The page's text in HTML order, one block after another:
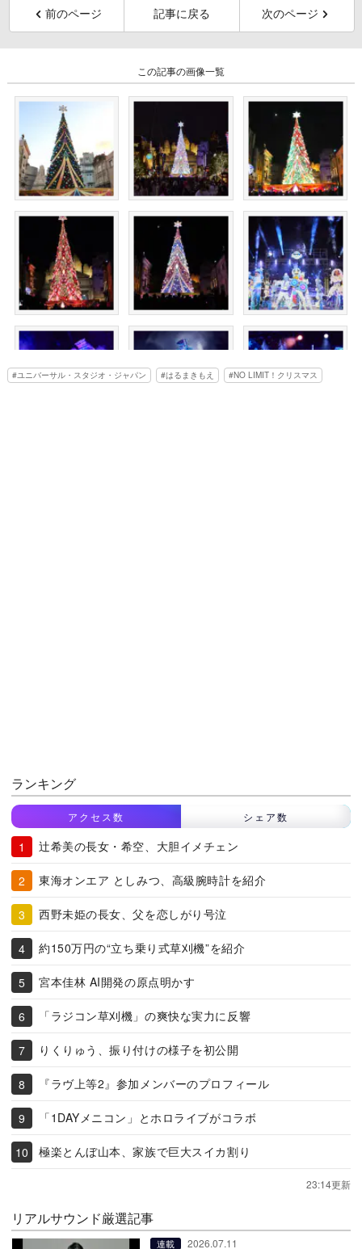
前のページ 記事に戻る 次のページ
この記事の画像一覧
ユニバーサル・スタジオ・ジャパン はるまきもえ NO LIMIT！クリスマス
ランキング
アクセス数 シェア数
辻希美の長女・希空、大胆イメチェン
東海オンエア としみつ、高級腕時計を紹介
西野未姫の長女、父を恋しがり号泣
約150万円の“立ち乗り式草刈機”を紹介
宮本佳林 AI開発の原点明かす
「ラジコン草刈機」の爽快な実力に反響
りくりゅう、振り付けの様子を初公開
『ラヴ上等2』参加メンバーのプロフィール
「1DAYメニコン」とホロライブがコラボ
極楽とんぼ山本、家族で巨大スイカ割り
23:14更新
リアルサウンド厳選記事
連載 2026.07.11